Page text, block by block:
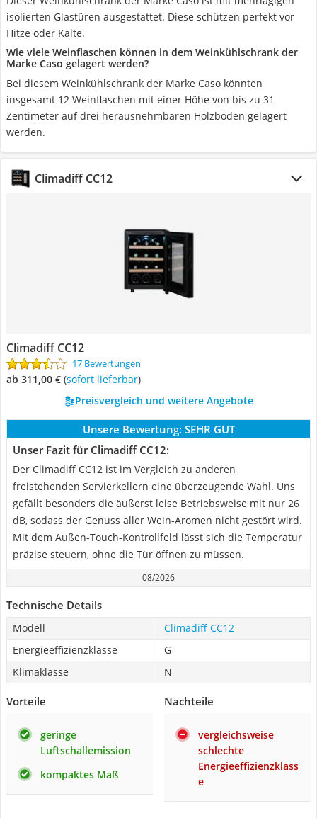
isolierten Glastüren ausgestattet. Diese schützen perfekt vor
Hitze oder Kälte.
Wie viele Weinflaschen können in dem Weinkühlschrank der
Marke Caso gelagert werden?
Bei diesem Weinkühlschrank der Marke Caso könnten
insgesamt 12 Weinflaschen mit einer Höhe von bis zu 31
Zentimeter auf drei herausnehmbaren Holzböden gelagert
werden.
Climadiff CC12
Climadiff CC12
17 Bewertungen
ab 311,00 € ( Sofort lieferbar)
Preisvergleich und weitere Angebote
Unsere Bewertung: SEHR GUT
Unser Fazit für Climadiff CC12:
Der Climadiff CC12 ist im Vergleich zu anderen
freistehenden Servierkellern eine überzeugende Wahl. Uns
gefällt besonders die äußerst leise Betriebsweise mit nur 26
dB, sodass der Genuss aller Wein-Aromen nicht gestört wird.
Mit dem Außen-Touch-Kontrollfeld lässt sich die Temperatur
präzise steuern, ohne die Tür öffnen zu müssen.
08/2026
Technische Details
Modell
Climadiff CC12
Energieeffizienzklasse
G
Klimaklasse
N
Vorteile
geringe
Luftschallemission
kompaktes Maß
Nachteile
vergleichsweise
schlechte
Energieeffizienzklass
e